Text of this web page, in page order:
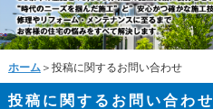
ホーム ＞投稿に関するお問い合わせ
投稿に関するお問い合わせ